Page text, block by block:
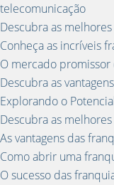
telecomunicação
Descubra as
Conheça as incríveis
O mercado
Descubra as
Explorando o
Descubra as
As vantagens das
Como abrir uma
O sucesso das